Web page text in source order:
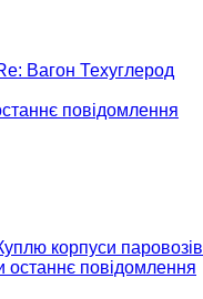
Вагон Техуглерод
повідомлення
корпуси паровозів
останнє повідомлення